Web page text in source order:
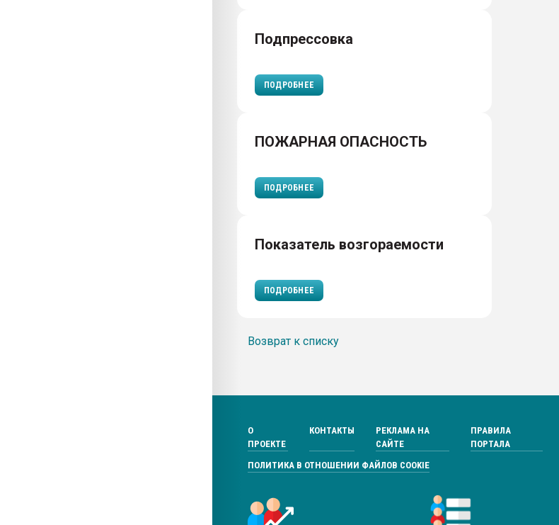
Подпрессовка
ПОДРОБНЕЕ
ПОЖАРНАЯ ОПАСНОСТЬ
ПОДРОБНЕЕ
Показатель возгораемости
ПОДРОБНЕЕ
Возврат к списку
О
ПРОЕКТЕ
КОНТАКТЫ
РЕКЛАМА НА
САЙТЕ
ПРАВИЛА
ПОРТАЛА
ПОЛИТИКА В ОТНОШЕНИИ ФАЙЛОВ COOKIE